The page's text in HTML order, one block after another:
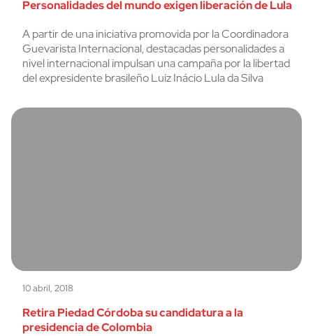
Personalidades del mundo exigen liberación de Lula
A partir de una iniciativa promovida por la Coordinadora
Guevarista Internacional, destacadas personalidades a
nivel internacional impulsan una campaña por la libertad
del expresidente brasileño Luiz Inácio Lula da Silva
10 abril, 2018
Retira Piedad Córdoba su candidatura a la
presidencia de Colombia